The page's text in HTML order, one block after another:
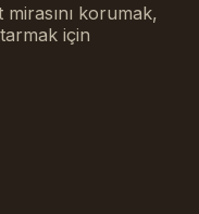
korumak,
için